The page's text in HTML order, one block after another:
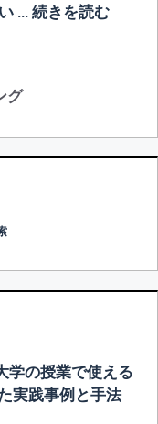
… 続きを読む
グ
学の授業で使える
実践事例と手法